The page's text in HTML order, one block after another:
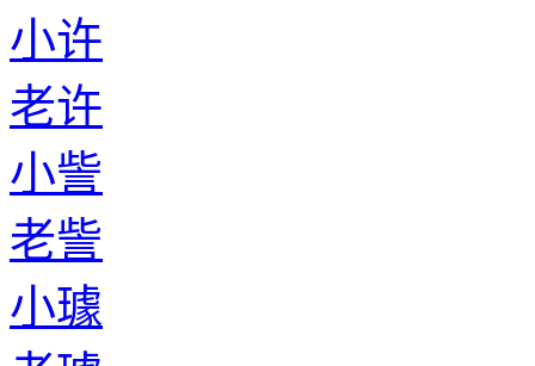
小许
老许
小訾
老訾
小璩